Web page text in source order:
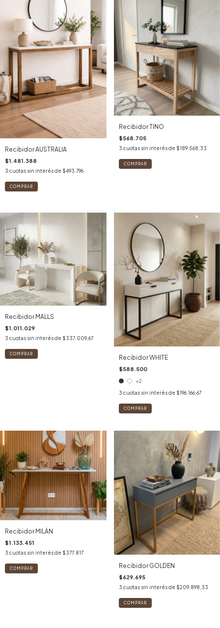
Recibidor AUSTRALIA
$1.481.388
3 cuotas sin interés de $493.796
Recibidor TINO
$568.705
3 cuotas sin interés de $189.568,33
COMPRAR
Recibidor MALLS
$1.011.029
3 cuotas sin interés de $337.009,67
Recibidor WHITE
$588.500
+2
3 cuotas sin interés de $196.166,67
COMPRAR
Recibidor MILÁN
$1.133.451
3 cuotas sin interés de $377.817
Recibidor GOLDEN
$629.695
3 cuotas sin interés de $209.898,33